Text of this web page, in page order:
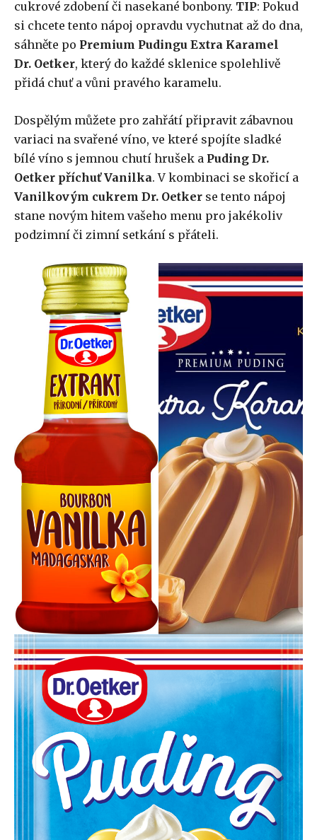
cukrové zdobení či nasekané bonbony. TIP: Pokud
si chcete tento nápoj opravdu vychutnat až do dna,
sáhněte po Premium Pudingu Extra Karamel
Dr. Oetker, který do každé sklenice spolehlivě
přidá chuť a vůni pravého karamelu.
Dospělým můžete pro zahřátí připravit zábavnou
variaci na svařené víno, ve které spojíte sladké
bílé víno s jemnou chutí hrušek a Puding Dr.
Oetker příchuť Vanilka. V kombinaci se skořicí a
Vanilkovým cukrem Dr. Oetker se tento nápoj
stane novým hitem vašeho menu pro jakékoliv
podzimní či zimní setkání s přáteli.